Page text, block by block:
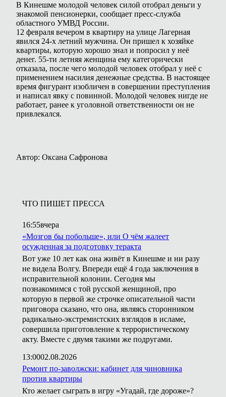
В Кинешме молодой человек силой отобрал деньги у
знакомой пенсионерки, сообщает пресс-служба
областного УМВД России.
12 февраля вечером в квартиру на улице Лагерная
явился 24-х летний мужчина. Он пришел к хозяйке
квартиры, которую хорошо знал и попросил у неё
денег. 55-ти летняя женщина ему категорически
отказала, после чего молодой человек отобрал у неё с
применением насилия денежные средства. В настоящее
время фигурант изобличен в совершении преступления
и написал явку с повинной. Молодой человек нигде не
работает, ранее к уголовной ответственности он не
привлекался.
Автор: Оксана Сафронова
ЧТО ПИШЕТ ПРЕССА
16:55вчера
«Мозгов бы побольше», или О чём жалеет
осужденная за подготовку теракта
Вот уже 10 лет как она живёт в Кинешме и ни разу
не видела Волгу. Впереди ещё 4 года заключения в
исправительной колонии. Сегодня мы
познакомимся с той русской женщиной, про
которую в первой же строчке описательной части
приговора сказано, что она, являясь сторонником
радикально-экстремистских взглядов в исламе,
совершила приготовление к террористическому
акту. Вместе с двумя такими же подругами.
13:0002.08.2026
Ремонт по-заволжски: кабинет для чиновника
против квартиры
Кто желает сыграть в игру «Угадай, где дороже»?